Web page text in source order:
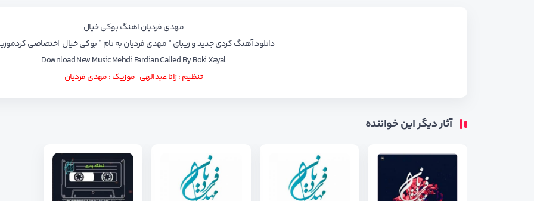
مهدی فردیان اهنگ بوکی خیال
دانلود آهنگ کردی جدید و زیبای ” مهدی فردیان به نام ” بوکی خیال اختصاصی
Download New Music Mehdi Fardian Called By Boki Xayal
تنظیم : زانا عبدالهی موزیک : مهدی فردیان
آثار دیگر این خواننده